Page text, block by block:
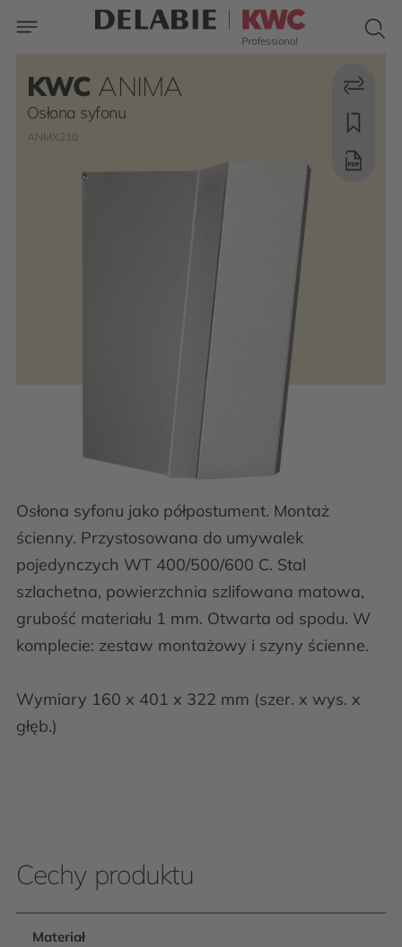
KWC ANIMA
Osłona syfonu
ANMX210
Osłona syfonu jako półpostument. Montaż
ścienny. Przystosowana do umywalek
pojedynczych WT 400/500/600 C. Stal
szlachetna, powierzchnia szlifowana matowa,
grubość materiału 1 mm. Otwarta od spodu. W
komplecie: zestaw montażowy i szyny ścienne.
Wymiary 160 x 401 x 322 mm (szer. x wys. x
głęb.)
Cechy produktu
Materiał